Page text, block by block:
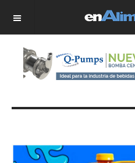
OFF CANVAS